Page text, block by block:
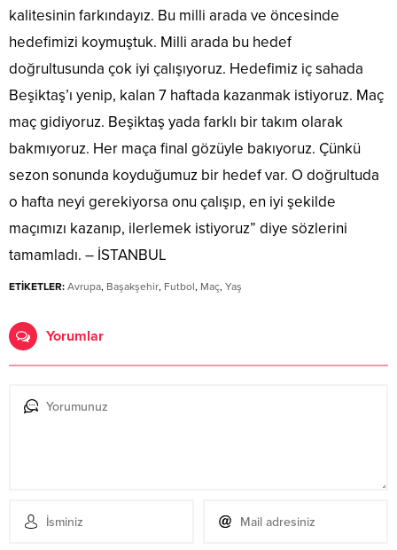
kalitesinin farkındayız. Bu milli arada ve öncesinde
hedefimizi koymuştuk. Milli arada bu hedef
doğrultusunda çok iyi çalışıyoruz. Hedefimiz iç sahada
Beşiktaş’ı yenip, kalan 7 haftada kazanmak istiyoruz. Maç
maç gidiyoruz. Beşiktaş yada farklı bir takım olarak
bakmıyoruz. Her maça final gözüyle bakıyoruz. Çünkü
sezon sonunda koyduğumuz bir hedef var. O doğrultuda
o hafta neyi gerekiyorsa onu çalışıp, en iyi şekilde
maçımızı kazanıp, ilerlemek istiyoruz” diye sözlerini
tamamladı. – İSTANBUL
ETİKETLER: Avrupa, Başakşehir, Futbol, Maç, Yaş
Yorumlar